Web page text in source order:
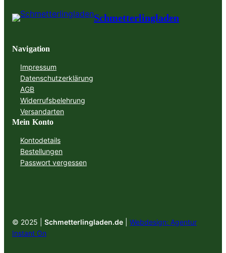
Schmetterlingladen
Navigation
Impressum
Datenschutzerklärung
AGB
Widerrufsbelehrung
Versandarten
Mein Konto
Kontodetails
Bestellungen
Passwort vergessen
© 2025 | Schmetterlingladen.de
Webdesign: Agentur
Instant On